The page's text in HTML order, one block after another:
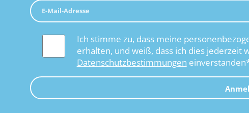
Ich stimme zu, dass meine
erhalten, und weiß, dass ich dies jederzeit
Datenschutzbestimmungen